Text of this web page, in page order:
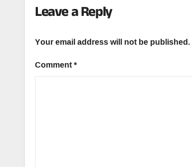
Leave a Reply
Your email address will not be published.
Comment*